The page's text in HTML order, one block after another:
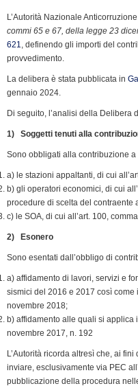
c
e
b
o
o
n
k
e
d
I
i
t
e
a
t
A
l
e
L’Autorità Nazionale
commi 65 e 67, della legge 23
621, definendo gli importi del
provvedimento.
La delibera è stata pubblicata in
gennaio 2024.
Di seguito, l’analisi della Delibera
1) Soggetti tenuti alla
Sono obbligati alla contribuzione
a) le stazioni appaltanti, di cui
b) gli operatori economici, di cui
procedure di scelta del contraente
c) le SOA, di cui all’art. 100,
2) Esonero
Sono esentati dall’obbligo di
a) affidamento di lavori, servizi e
sismici del 2016 e 2017 così
novembre 2018;
b) affidamento alle quali si
novembre 2017, n. 192
L’Autorità ricorda altresì che, ai
inviare, esclusivamente via PEC
pubblicazione della procedura